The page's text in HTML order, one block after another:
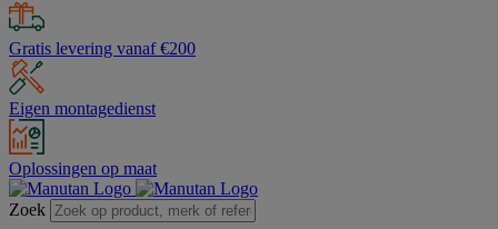
Gratis levering vanaf €200
Eigen montagedienst
Oplossingen op maat
Zoek